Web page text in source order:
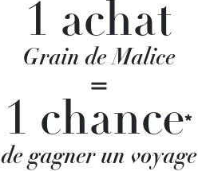
1 achat
Grain de Malice
=
1 chance*
de gagner un voyage